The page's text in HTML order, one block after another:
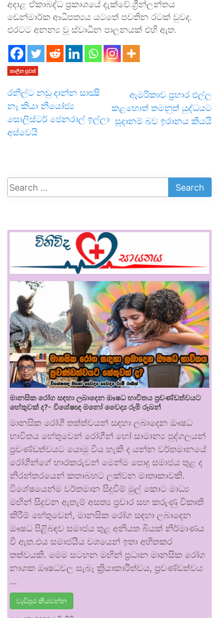
අදාළ ඒකාබද්ධ ප්‍රකාශයේ දැක්වේ.ග්‍රීන්ලන්තය
ඩෙන්මාර්ක ආධිපත්‍යය යටතේ පවතින රටක් වුවද,
එරටට අනන්‍ය වූ ස්වාධීන පාලනයක් එහි ඇත.
කාලීන පුවත්
රනිල්ට නඩු දාන්න සාක්‍ෂි
නෑ කියා නියෝජ්‍ය
සොලිස්ටර් ජෙනරාල් ඉල්ලා
අස්වෙයි
ඇමරිකාව ප්‍රහාර එල්ල
කළහොත් තමනුත් යුද්ධයට
සූදානම් බව ඉරානය කියයි
මානසික රෝග සඳහා ලබාදෙන ඖෂධ භාවිතය ප්‍රචණ්ඩත්වයට
හේතුවක් ද?- විශේෂඥ මනෝ වෛද්‍ය රූමි රූබන්
මානසික රෝගී තත්ත්වයන් සඳහා ලබාදෙන ඖෂධ
භාවිතය හේතුවෙන් රෝගීන් හෝ සාමාන්‍ය පුද්ගලයන්
ප්‍රචණ්ඩත්වයට යොමු විය හැකි ද යන්න වර්තමානයේ
රෝගීන්ගේ භාරකරුවන් මෙන්ම පොදු සමාජය තුළ ද
නිරන්තරයෙන් කතාබහට ලක්වන මාතෘකාවකි.
විශේෂයෙන්ම වර්තමාන සිදුවීම් මුල් කොට මාධ්‍ය
මඟින් සිදුවන ඇතැම් අසත්‍ය ප්‍රචාර සහ කරුණු විකෘති
කිරීම් හේතුවෙන්, මානසික රෝග සඳහා ලබාදෙන
ඖෂධ පිළිබඳව සමාජය තුළ අනියත බියක් නිර්මාණය
වී ඇත.එය සමාජයීය වශයෙන් ඉතා අහිතකර
තත්වයකි. මෙම සටහන මඟින් ප්‍රධාන මානසික රෝග
නාශක ඖෂධවල සැබෑ ක්‍රියාකාරීත්වය, ප්‍රචණ්ඩත්වය
…
වැඩිපුර කියවන්න